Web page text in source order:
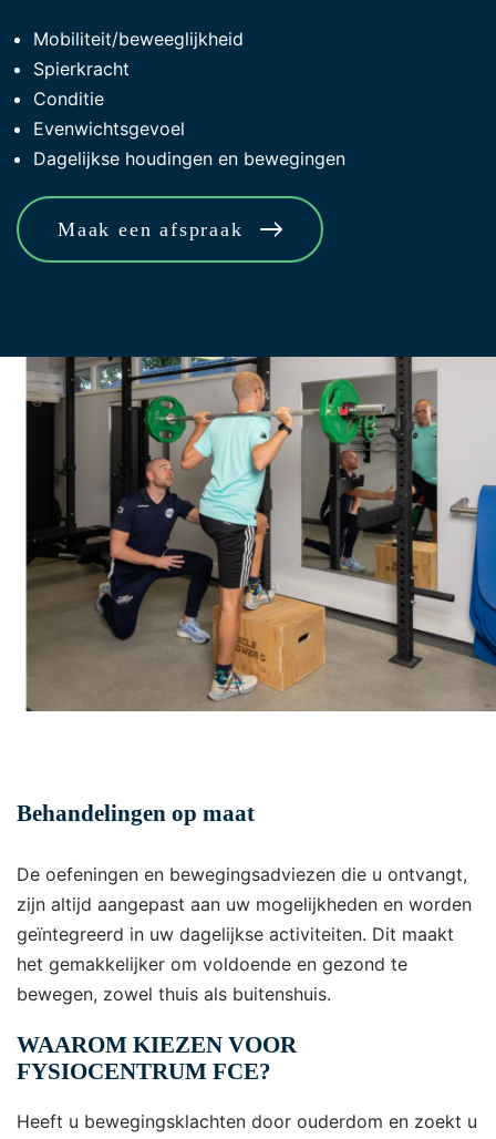
Mobiliteit/beweeglijkheid
Spierkracht
Conditie
Evenwichtsgevoel
Dagelijkse houdingen en bewegingen
Maak een afspraak
Behandelingen op maat
De oefeningen en bewegingsadviezen die u ontvangt,
zijn altijd aangepast aan uw mogelijkheden en worden
geïntegreerd in uw dagelijkse activiteiten. Dit maakt
het gemakkelijker om voldoende en gezond te
bewegen, zowel thuis als buitenshuis.
WAAROM KIEZEN VOOR
FYSIOCENTRUM FCE?
Heeft u bewegingsklachten door ouderdom en zoekt u